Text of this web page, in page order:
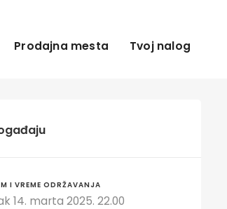
Prodajna mesta Tvoj nalog
I VREME ODRŽAVANJA
14. marta 2025. 22.00